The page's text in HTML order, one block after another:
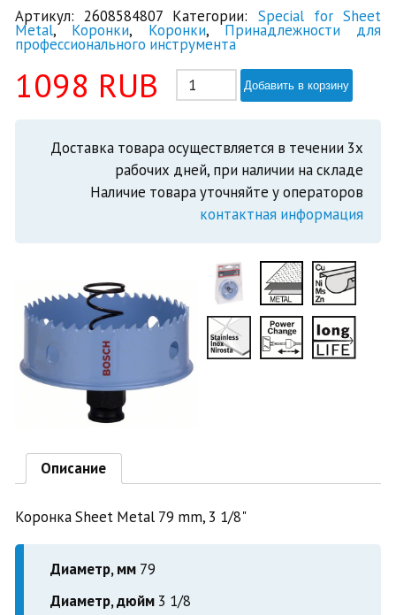
Артикул:2608584807 Категории: Special for Sheet
Metal, Коронки, Коронки,Принадлежности для
профессионального инструмента
1098 RUB Добавить в корзину
Доставка товара осуществляется в течении 3х
рабочих дней, при наличии на складе
Наличие товара уточняйте у операторов
контактная информация
Описание
Коронка Sheet Metal 79 mm, 3 1/8"
Диаметр, мм79
Диаметр, дюйм3 1/8